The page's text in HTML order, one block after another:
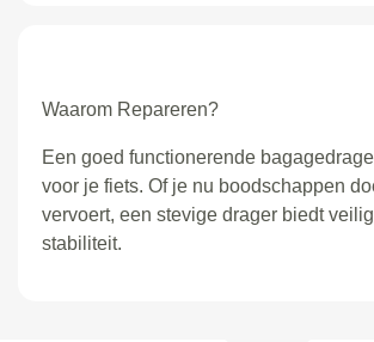
Waarom Repareren?
Een goed functionerende
voor je fiets. Of je nu boodschappen
vervoert, een stevige drager biedt
stabiliteit.